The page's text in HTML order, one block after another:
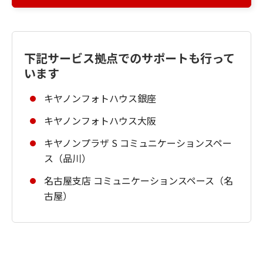
下記サービス拠点でのサポートも行って
います
キヤノンフォトハウス銀座
キヤノンフォトハウス大阪
キヤノンプラザ S コミュニケーションスペー
ス（品川）
名古屋支店 コミュニケーションスペース（名
古屋）